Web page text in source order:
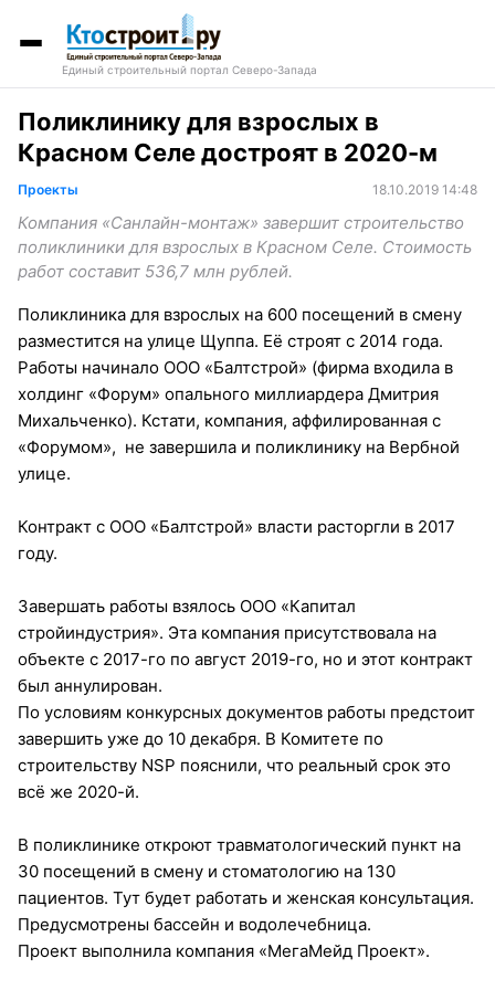
Единый строительный портал Северо-Запада
Поликлинику для взрослых в
Красном Селе достроят в 2020-м
Проекты 18.10.2019 14:48
Компания «Санлайн-монтаж» завершит строительство
поликлиники для взрослых в Красном Селе. Стоимость
работ составит 536,7 млн рублей.
Поликлиника для взрослых на 600 посещений в смену
разместится на улице Щуппа. Её строят с 2014 года.
Работы начинало ООО «Балтстрой» (фирма входила в
холдинг «Форум» опального миллиардера Дмитрия
Михальченко). Кстати, компания, аффилированная с
«Форумом», не завершила и поликлинику на Вербной
улице.
Контракт с ООО «Балтстрой» власти расторгли в 2017
году.
Завершать работы взялось ООО «Капитал
стройиндустрия». Эта компания присутствовала на
объекте с 2017-го по август 2019-го, но и этот контракт
был аннулирован.
По условиям конкурсных документов работы предстоит
завершить уже до 10 декабря. В Комитете по
строительству NSP пояснили, что реальный срок это
всё же 2020-й.
В поликлинике откроют травматологический пункт на
30 посещений в смену и стоматологию на 130
пациентов. Тут будет работать и женская консультация.
Предусмотрены бассейн и водолечебница.
Проект выполнила компания «МегаМейд Проект».